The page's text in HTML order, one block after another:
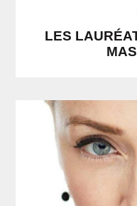
LES